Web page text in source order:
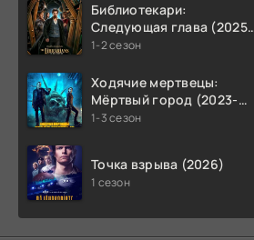
Библиотекари:
Следующая глава (2025-
2026)
1-2 сезон
Ходячие мертвецы:
Мёртвый город (2023-
2026)
1-3 сезон
Точка взрыва (2026)
1 сезон